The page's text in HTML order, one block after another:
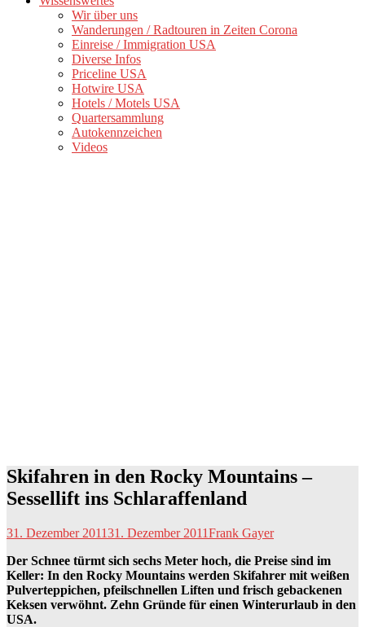
Wir über uns
Wanderungen / Radtouren in Zeiten Corona
Einreise / Immigration USA
Diverse Infos
Priceline USA
Hotwire USA
Hotels / Motels USA
Quartersammlung
Autokennzeichen
Videos
Skifahren in den Rocky Mountains –
Sessellift ins Schlaraffenland
31. Dezember 201131. Dezember 2011Frank Gayer
Der Schnee türmt sich sechs Meter hoch, die Preise sind im
Keller: In den Rocky Mountains werden Skifahrer mit weißen
Pulverteppichen, pfeilschnellen Liften und frisch gebackenen
Keksen verwöhnt. Zehn Gründe für einen Winterurlaub in den
USA.